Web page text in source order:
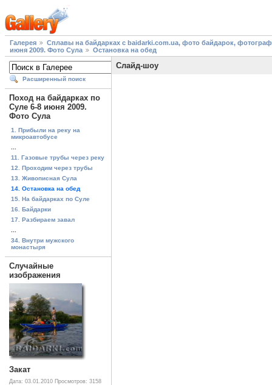
Галерея
Сплавы на байдарках с baidarki.com.ua, фото байдарок,
июня 2009. Фото Сула
Остановка на обед
Расширенный поиск
Поход на байдарках по
Суле 6-8 июня 2009.
Фото Сула
1. Прибыли на реку на
микроавтобусе
11. Газовые трубы через реку
12. Проходим через трубы
13. Живописная Сула
14. Остановка на обед
15. На байдарках по Суле
16. Байдарки
17. Разбираем завал
34. Внутри мужского
монастыря
Случайные
изображения
Закат
Дата: 03.01.2010 Просмотров: 3158
Слайд-шоу